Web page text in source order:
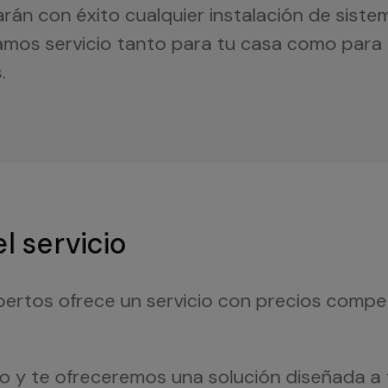
con éxito cualquier instalación de
servicio tanto para tu casa como
servicio
ofrece un servicio con precios
y te ofreceremos una solución diseñada a